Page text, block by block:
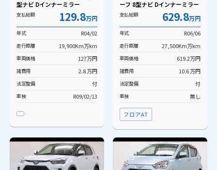
型ナビ Dインナーミラー
支払総額 129.8万円
年式 R04/02
走行距離 19,900Km万km
車両価格 127万円
諸費用 2.8 万円
法定整備 付
車検 R09/02/13
ーフ 8型ナビ Dインナーミラー
支払総額 629.8万円
年式 R06/06
走行距離 27,500Km万km
車両価格 619.2万円
諸費用 10.6 万円
法定整備 付
車検 無し
フロアAT